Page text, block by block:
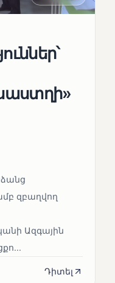
զբաղվող
Ազգային
Դիտել